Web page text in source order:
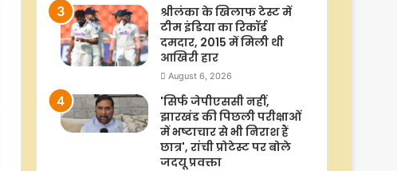
श्रीलंका के खिलाफ टेस्ट में
टीम इंडिया का रिकॉर्ड
दमदार, 2015 में मिली थी
आखिरी हार
August 6, 2026
'सिर्फ जेपीएससी नहीं,
झारखंड की पिछली परीक्षाओं
में भष्टाचार से भी निराश हैं
छात्र', रांची प्रोटेस्ट पर बोले
जदयू प्रवक्ता